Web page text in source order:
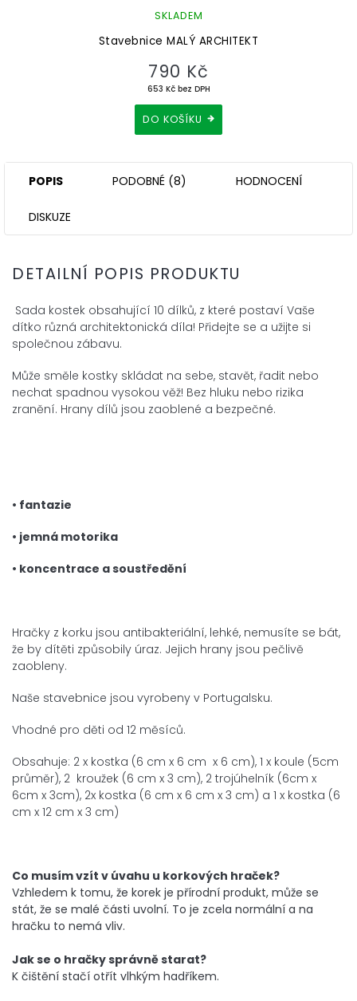
Stavebnice MALÝ ARCHITEKT
SKLADEM
653 Kč bez DPH
790 Kč
DO KOŠÍKU
POPIS PODOBNÉ (8) HODNOCENÍ
DISKUZE
DETAILNÍ POPIS PRODUKTU
Sada kostek obsahující 10 dílků, z které postaví Vaše
dítko různá architektonická díla! Přidejte se a užijte si
společnou zábavu.
Může směle kostky skládat na sebe, stavět, řadit nebo
nechat spadnou vysokou věž! Bez hluku nebo rizika
zranění. Hrany dílů jsou zaoblené a bezpečné.
• fantazie
• jemná motorika
• koncentrace a soustředění
Hračky z korku jsou antibakteriální, lehké, nemusíte se bát,
že by dítěti způsobily úraz. Jejich hrany jsou pečlivě
zaobleny.
Naše stavebnice jsou vyrobeny v Portugalsku.
Vhodné pro děti od 12 měsíců.
Obsahuje: 2 x kostka (6 cm x 6 cm x 6 cm), 1 x koule (5cm
průměr), 2 kroužek (6 cm x 3 cm), 2 trojúhelník (6cm x
6cm x 3cm), 2x kostka (6 cm x 6 cm x 3 cm) a 1 x kostka (6
cm x 12 cm x 3 cm)
Co musím vzít v úvahu u korkových hraček?
Vzhledem k tomu, že korek je přírodní produkt, může se
stát, že se malé části uvolní. To je zcela normální a na
hračku to nemá vliv.
Jak se o hračky správně starat?
K čištění stačí otřít vlhkým hadříkem.